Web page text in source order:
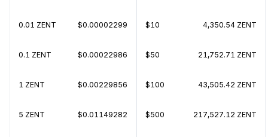
0.01 ZENT $0.00002299
0.1 ZENT $0.00022986
1 ZENT $0.00229856
5 ZENT $0.01149282
$10 4,350.54 ZENT
$50 21,752.71 ZENT
$100 43,505.42 ZENT
$500 217,527.12 ZENT